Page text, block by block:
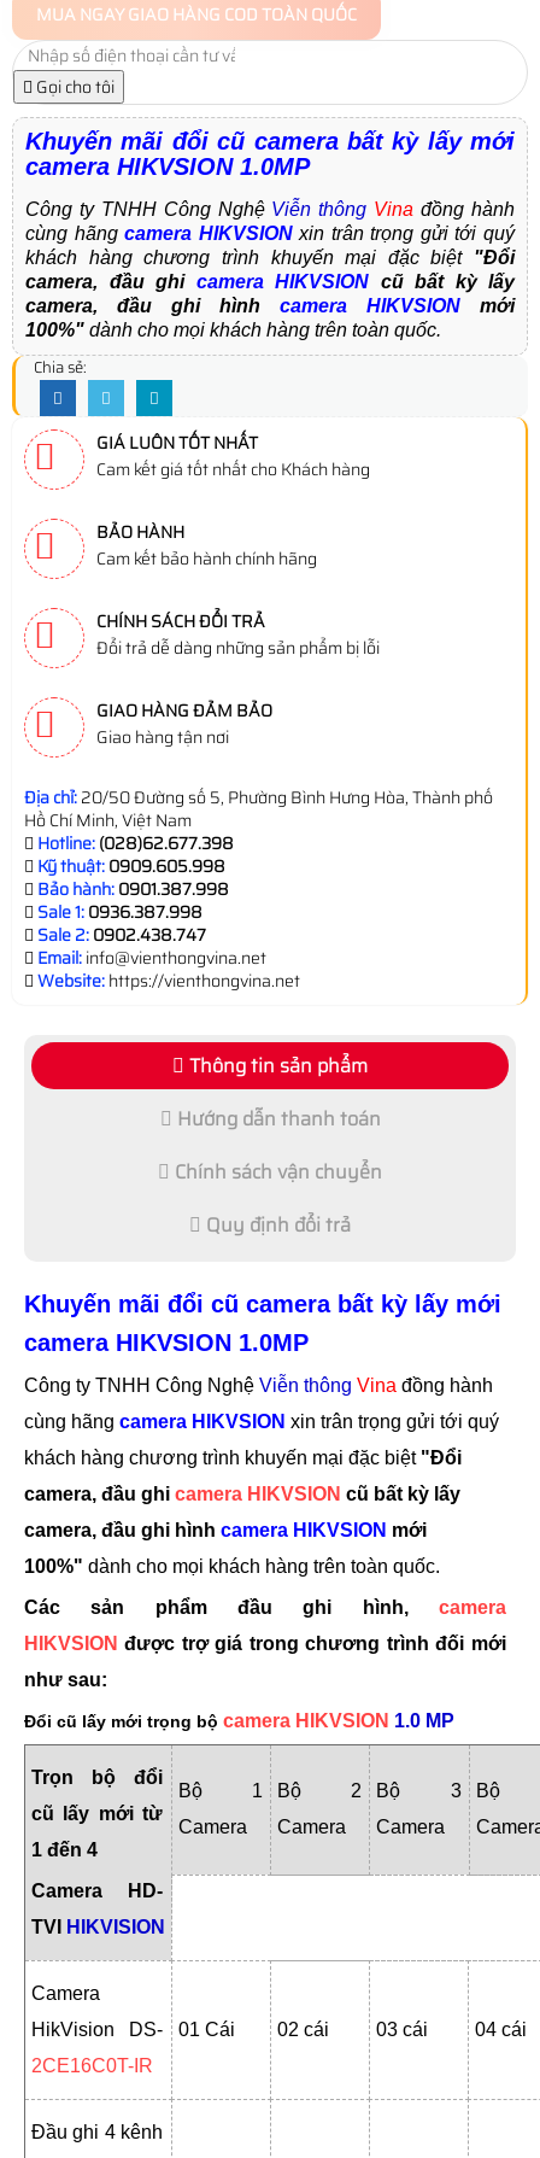
MUA NGAYGIAO HÀNG COD TOÀN QUỐC
Gọi cho tôi
Khuyến mãi đổi cũ camera bất kỳ lấy mới
camera HIKVSION 1.0MP
Công ty TNHH Công Nghệ Viễn thông Vina đồng hành
cùng hãngcamera HIKVSION xin trân trọng gửi tới quý
khách hàng chương trình khuyến mại đặc biệt "Đổi
camera, đầu ghi camera HIKVSION cũ bất kỳ lấy
camera, đầu ghi hình camera HIKVSION mới
100%" dành cho mọi khách hàng trên toàn quốc.
Chia sẻ:
GIÁ LUÔN TỐT NHẤT
Cam kết giá tốt nhất cho Khách hàng
BẢO HÀNH
Cam kết bảo hành chính hãng
CHÍNH SÁCH ĐỔI TRẢ
Đổi trả dễ dàng những sản phẩm bị lỗi
GIAO HÀNG ĐẢM BẢO
Giao hàng tận nơi
Địa chỉ:20/50 Đường số 5, Phường Bình Hưng Hòa, Thành phố
Hồ Chí Minh, Việt Nam
Hotline:(028)62.677.398
Kỹ thuật:0909.605.998
Bảo hành:0901.387.998
Sale 1:0936.387.998
Sale 2:0902.438.747
Email:info@vienthongvina.net
Website:https://vienthongvina.net
Thông tin sản phẩm
Hướng dẫn thanh toán
Chính sách vận chuyển
Quy định đổi trả
Khuyến mãi đổi cũ camera bất kỳ lấy mới
camera HIKVSION 1.0MP
Công ty TNHH Công Nghệ Viễn thông Vina đồng hành
cùng hãng camera HIKVSION xin trân trọng gửi tới quý
khách hàng chương trình khuyến mại đặc biệt "Đổi
camera, đầu ghi camera HIKVSION cũ bất kỳ lấy
camera, đầu ghi hình camera HIKVSION mới
100%" dành cho mọi khách hàng trên toàn quốc.
Các sản phẩm đầu ghi hình, camera
HIKVSION được trợ giá trong chương trình đối mới
như sau:
Đổi cũ lấy mới trọng bộ camera HIKVSION 1.0 MP
Trọn bộ đổi
cũ lấy mới từ
1 đến 4
Camera HD-
TVI
HIKVISION
Bộ 1
Camera
Bộ 2
Camera
Bộ 3
Camera
Bộ
Camera
HikVision DS-
2CE16C0T-IR
01 Cái 02 cái 03 cái 04 cái
Đầu ghi 4 kênh